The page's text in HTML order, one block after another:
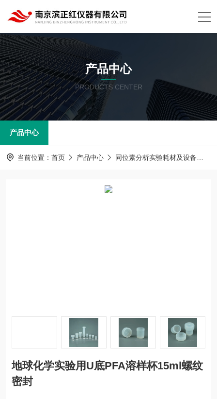
产品中心
PRODUCTS CENTER
产品中心
当前位置： 首页 产品中心 同位素分析实验耗材及设备
地球化学实验用U底PFA溶样杯15ml螺纹
密封